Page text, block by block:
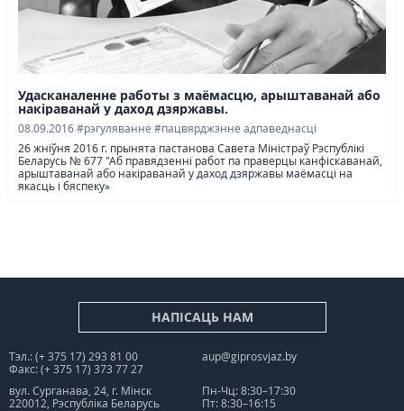
Удасканаленне работы з маёмасцю, арыштаванай або
накiраванай у даход дзяржавы.
08.09.2016#рэгуляванне #пацвярджэнне адпаведнасці
26 жніўня 2016 г. прынята пастанова Савета Міністраў Рэспублікі
Беларусь № 677 "Аб правядзенні работ па праверцы канфіскаванай,
арыштаванай або накіраванай у даход дзяржавы маёмасці на
якасць і бяспеку»
НАПІСАЦЬ НАМ
Тэл.: (+ 375 17) 293 81 00
Факс: (+ 375 17) 373 77 27
aup@giprosvjaz.by
вул. Сурганава, 24, г. Мінск
220012, Рэспубліка Беларусь
Пн-Чц: 8:30–17:30
Пт: 8:30–16:15